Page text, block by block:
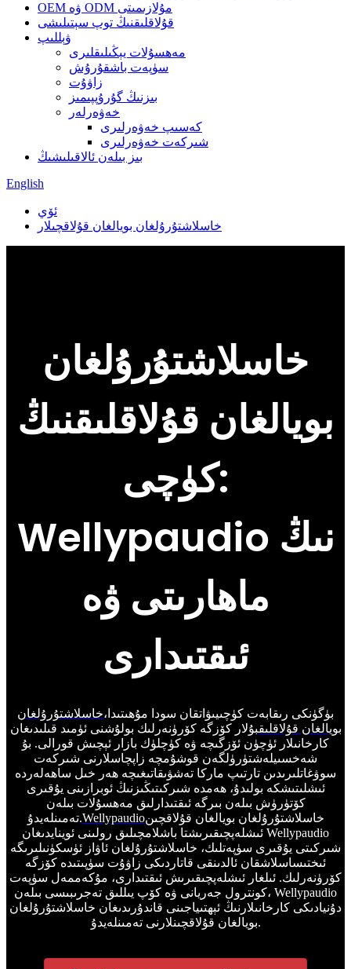
OEM ۋە ODM مۇلازىمىتى
قۇلاقلىقنىڭ توپ سېتىلىشى
ۋېللىپ
مەھسۇلات يېڭىلىقلىرى
سۈپەت باشقۇرۇش
زاۋۇت
بىزنىڭ گۇرۇپپىمىز
خەۋەرلەر
كەسىپ خەۋەرلىرى
شىركەت خەۋەرلىرى
بىز بىلەن ئالاقىلىشىڭ
English
ئۆي
خاسلاشتۇرۇلغان بويالغان قۇلاقچىلار
خاسلاشتۇرۇلغان
بويالغان قۇلاقلىقنىڭ
كۈچى:
Wellypaudio نىڭ
ماھارىتى ۋە
ئىقتىدارى
بۈگۈنكى رىقابەت كۈچىيىۋاتقان سودا مۇھىتىدا،خاسلاشتۇرۇلغان
بويالغان قۇلاقلىقبۇلار كۆزگە كۆرۈنەرلىك بولۇشنى ئۈمىد قىلىدىغان
كارخانىلار ئۈچۈن ئۆزگىچە ۋە كۈچلۈك بازار ئېچىش قورالى. بۇ
شەخسىيلەشتۈرۈلگەن قوشۇمچە زاپچاسلارنى شىركەت
سوۋغاتلىرىدىن تارتىپ ماركا تەشۋىقاتىغىچە ھەر خىل ساھەلەردە
ئىشلىتىشكە بولىدۇ، ھەمدە شىركىتىڭىزنىڭ ئوبرازىنى يۇقىرى
كۆتۈرۈش بىلەن بىرگە ئىقتىدارلىق مەھسۇلات بىلەن
تەمىنلەيدۇ.Wellypaudioخاسلاشتۇرۇلغان بويالغان قۇلاقچىن
ئىشلەپچىقىرىشتا باشلامچىلىق رولىنى ئوينايدىغان Wellypaudio
شىركىتى يۇقىرى سۈپەتلىك، خاسلاشتۇرۇلغان ئاۋاز ئۈسكۈنىلىرىگە
ئىختىساسلاشقان ئالدىنقى قاتاردىكى زاۋۇت سۈپىتىدە كۆزگە
كۆرۈنەرلىك. ئىلغار ئىشلەپچىقىرىش ئىقتىدارى، مۇكەممەل سۈپەت
كونترول جەريانى ۋە كۆپ يىللىق تەجرىبىسى بىلەن، Wellypaudio
دۇنيادىكى كارخانىلارنىڭ ئېھتىياجىنى قاندۇرىدىغان خاسلاشتۇرۇلغان
بويالغان قۇلاقچىنلارنى تەمىنلەيدۇ.